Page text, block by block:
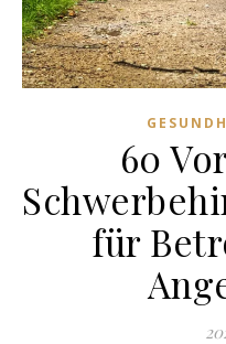
60
für